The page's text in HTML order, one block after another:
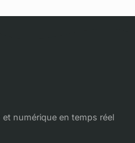
numérique en temps réel